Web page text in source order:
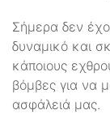
Σήμερα δεν
δυναμικό και
κάποιους
βόμβες για να
ασφάλειά μας.